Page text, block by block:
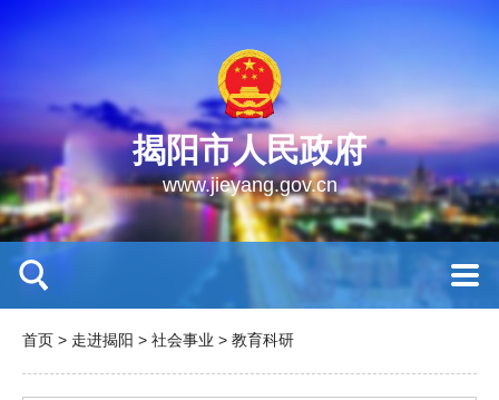
揭阳市人民政府
www.jieyang.gov.cn
首页 > 走进揭阳 > 社会事业 > 教育科研